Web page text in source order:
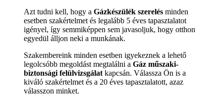
Azt tudni kell, hogy a Gázkészülék szerelés minden
esetben szakértelmet és legalább 5 éves tapasztalatot
igényel, így semmiképpen sem javasoljuk, hogy otthon
egyedül álljon neki a munkának.
Szakembereink minden esetben igyekeznek a lehető
legolcsóbb megoldást megtalálni a Gáz műszaki-
biztonsági felülvizsgálat kapcsán. Válassza Ön is a
kiváló szakértelmet és a 20 éves tapasztalatott, azaz
válasszon minket.